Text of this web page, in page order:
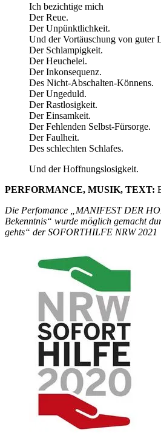
Ich bezichtige mich
Der Reue.
Der Unpünktlichkeit.
Und der Vortäuschung von guter
Der Schlampigkeit.
Der Heuchelei.
Der Inkonsequenz.
Des Nicht-Abschalten-Könnens.
Der Ungeduld.
Der Rastlosigkeit.
Der Einsamkeit.
Der Fehlenden Selbst-Fürsorge.
Der Faulheit.
Des schlechten Schlafes.
Und der Hoffnungslosigkeit.
PERFORMANCE, MUSIK, TEXT:
Die Perfomance „MANIFEST DER
Bekenntnis“ wurde möglich gemacht
gehts“ der SOFORTHILFE NRW 2021